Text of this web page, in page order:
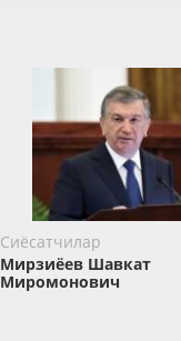
Сиёсатчилар
Мирзиёев Шавкат
Миромонович